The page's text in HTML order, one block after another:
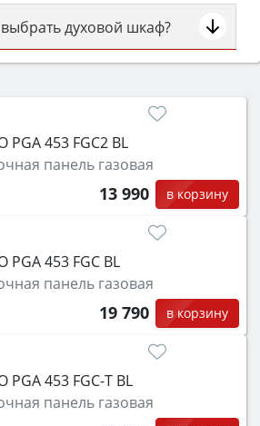
духовой шкаф?
с типом (газовый или
на объём 50–70 л для семьи,
гриль, самоочистка,
PGA 453 FGC2 BL
панель газовая
13 990 в корзину
PGA 453 FGC BL
панель газовая
19 790 в корзину
PGA 453 FGC-T BL
панель газовая